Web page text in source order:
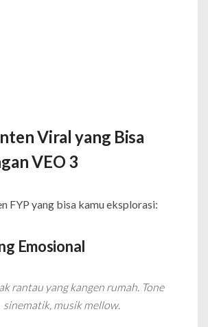
Viral yang Bisa
VEO 3
FYP yang bisa kamu eksplorasi:
Emosional
rantau yang kangen rumah. Tone
sinematik, musik mellow.